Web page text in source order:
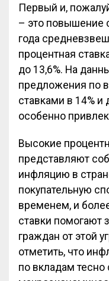
Первый и,
– это повышение
года
процентная
до 13,6%. На
предложения по
ставками в 14%
особенно
Высокие
представляют
инфляцию в
покупательную
временем, и
ставки помогают
граждан от этой
отметить, что
по вкладам тесно